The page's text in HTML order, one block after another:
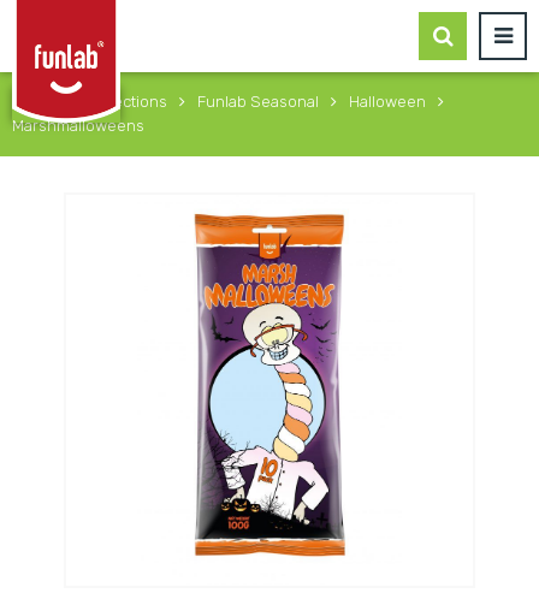
Home Collections Funlab Seasonal
Halloween
Marshmalloweens